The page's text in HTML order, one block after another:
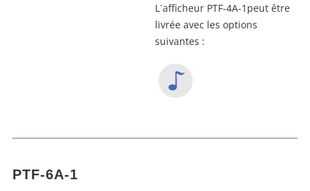
L´afficheur PTF-4A-1peut être
livrée avec les options
suivantes :
PTF-6A-1